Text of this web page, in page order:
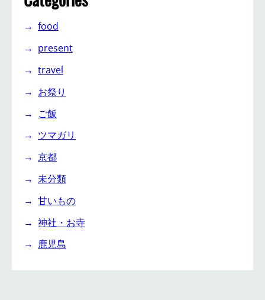
food
present
travel
お祭り
ご飯
ツマガリ
京都
未分類
甘いもの
神社・お寺
鹿児島